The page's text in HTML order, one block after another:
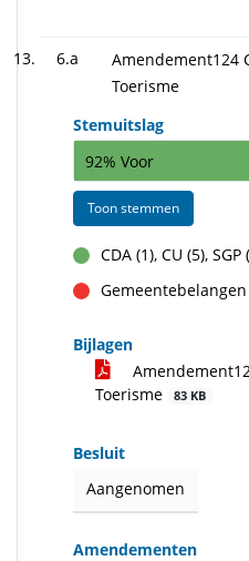
6.a
Amendement124
Toerisme
Stemuitslag
92% Voor
Toon stemmen
voor
CDA (1), CU (5), SGP
tegen
Gemeentebelangen
Bijlagen
Toerisme
83 KB
Besluit
Aangenomen
Amendementen